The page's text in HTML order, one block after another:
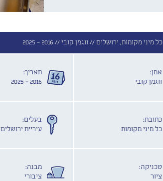
כל מיני מקומות, ירושלים // ווגמן קובי //2016 - 2025
אמן:
ווגמן קובי
תאריך:
2016 - 2025
כתובת:
כל מיני מקומות
בעלים:
עיריית ירושלים
טכניקה:
ציור
מבנה:
ציבורי